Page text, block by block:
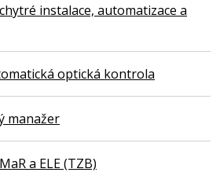
instalace, automatizace a
optická kontrola
manažer
a ELE (TZB)